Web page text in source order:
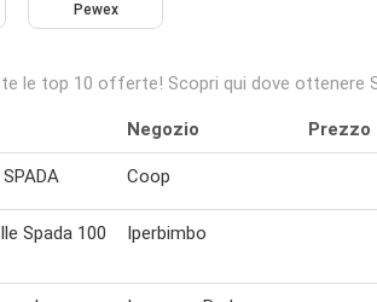
Pewex
le top 10 offerte! Scopri qui dove
Negozio Prezzo
SPADA Coop
Spada 100
Iperbimbo